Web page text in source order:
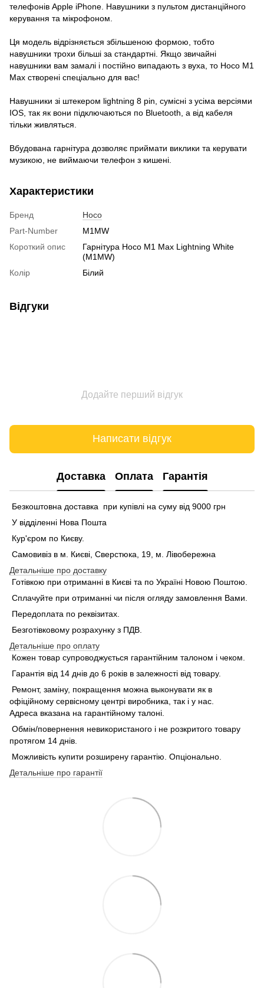
телефонів Apple iPhone. Навушники з пультом дистанційного
керування та мікрофоном.
Ця модель відрізняється збільшеною формою, тобто
навушники трохи більші за стандартні. Якщо звичайні
навушники вам замалі і постійно випадають з вуха, то Hoco M1
Max створені спеціально для вас!
Навушники зі штекером lightning 8 pin, сумісні з усіма версіями
IOS, так як вони підключаються по Bluetooth, а від кабеля
тільки живляться.
Вбудована гарнітура дозволяє приймати виклики та керувати
музикою, не виймаючи телефон з кишені.
Характеристики
Бренд
Hoco
Part-Number
M1MW
Короткий опис
Гарнітура Hoco M1 Max Lightning White
(M1MW)
Колір
Білий
Відгуки
Додайте перший відгук
Написати відгук
Доставка Оплата Гарантія
Безкоштовна доставка при купівлі на суму від 9000 грн
У відділенні Нова Пошта
Кур'єром по Києву.
Самовивіз в м. Києві, Сверстюка, 19, м. Лівобережна
Детальніше про доставку
Готівкою при отриманні в Києві та по Україні Новою Поштою.
Сплачуйте при отриманні чи після огляду замовлення Вами.
Передоплата по реквізитах.
Безготівковому розрахунку з ПДВ.
Детальніше про оплату
Кожен товар супроводжується гарантійним талоном і чеком.
Гарантія від 14 днів до 6 років в залежності від товару.
Ремонт, заміну, покращення можна выконувати як в
офіційному сервісному центрі виробника, так і у нас.
Адреса вказана на гарантійному талоні.
Обмін/повернення невикористаного і не розкритого товару
протягом 14 днів.
Можливість купити розширену гарантію. Опціонально.
Детальніше про гарантії